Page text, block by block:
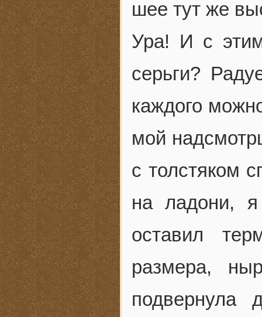
шее тут же
Ура! И с
серьги?
каждого
мой
с толстяком
на ладони,
оставил
размера,
подвернула